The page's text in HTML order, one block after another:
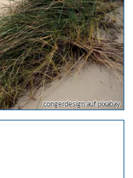
congerdesign auf pixabay